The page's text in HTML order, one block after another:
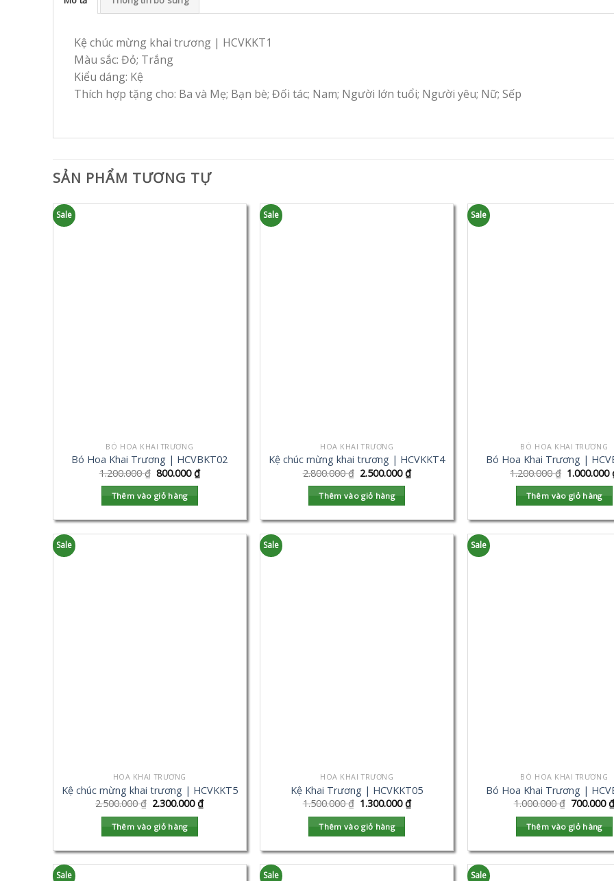
Kệ chúc mừng khai trương | HCVKKT1
Màu sắc: Đỏ; Trắng
Kiểu dáng: Kệ
Thích hợp tặng cho: Ba và Mẹ; Bạn bè; Đối tác; Nam; Người lớn tuổi; Người yêu; Nữ; Sếp
SẢN PHẨM TƯƠNG TỰ
Sale
BÓ HOA KHAI TRƯƠNG
Bó Hoa Khai Trương | HCVBKT02
1.200.000₫ 800.000₫
Thêm vào giỏ hàng
Sale
HOA KHAI TRƯƠNG
Kệ chúc mừng khai trương | HCVKKT4
2.800.000₫ 2.500.000₫
Thêm vào giỏ hàng
Sale
BÓ HOA KHAI TRƯƠNG
Bó Hoa Khai Trương |
1.200.000₫ 1.000.000
Thêm vào giỏ hàng
Sale
HOA KHAI TRƯƠNG
Kệ chúc mừng khai trương | HCVKKT5
2.500.000₫ 2.300.000₫
Thêm vào giỏ hàng
Sale
HOA KHAI TRƯƠNG
Kệ Khai Trương | HCVKKT05
1.500.000₫ 1.300.000₫
Thêm vào giỏ hàng
Sale
BÓ HOA KHAI TRƯƠNG
Bó Hoa Khai Trương |
1.000.000₫ 700.000₫
Thêm vào giỏ hàng
Sale Sale Sale